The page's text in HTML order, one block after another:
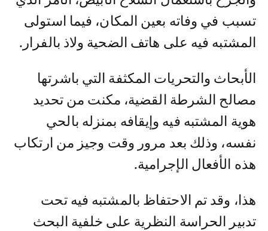
تسبب في وفاته بعين المكان، فيما استولى
المشتبه فيه على هاتف الضحية ولاذ بالفرار.
الأبحاث والتحريات المكثفة التي باشرتها
مصالح الشرطة القضية، مكنت من تحديد
هوية المشتبه فيه وإيقافه بمنزله بالحي
نفسه، وذلك بعد مرور وقت وجيز من ارتكاب
هذه الأفعال الإجرامية.
هذا، وقد تم الاحتفاظ بالمشتبه فيه تحت
تدبير الحراسة النظرية على خلفية البحث